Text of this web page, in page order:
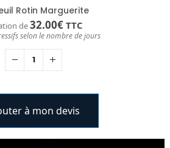
Rotin Marguerite
de32.00€ TTC
selon le nombre de jours
à mon devis